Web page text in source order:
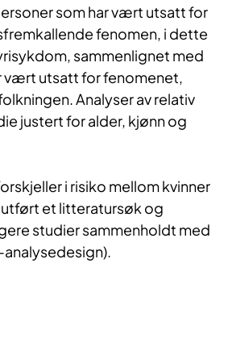
som har vært utsatt for
fenomen, i dette
sammenlignet med
vært utsatt for fenomenet,
Analyser av relativ
justert for alder, kjønn og
i risiko mellom kvinner
et litteratursøk og
studier sammenholdt med